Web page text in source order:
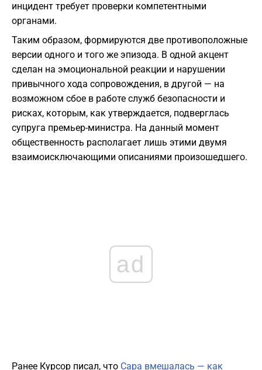
инцидент требует проверки компетентными
органами.
Таким образом, формируются две противоположные
версии одного и того же эпизода. В одной акцент
сделан на эмоциональной реакции и нарушении
привычного хода сопровождения, в другой — на
возможном сбое в работе служб безопасности и
рисках, которым, как утверждается, подверглась
супруга премьер-министра. На данный момент
общественность располагает лишь этими двумя
взаимоисключающими описаниями произошедшего.
ad
Ранее Курсор писал, что Сара вмешалась — как